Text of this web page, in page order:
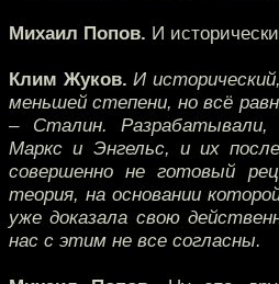
Михаил Попов. И
Клим Жуков. И
меньшей степени, но всё
– Сталин.
Маркс и Энгельс, и их
совершенно не готовый
теория, на основании
уже доказала свою
нас с этим не все согласны.